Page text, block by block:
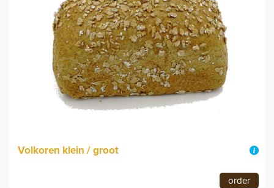
Volkoren klein / groot
order